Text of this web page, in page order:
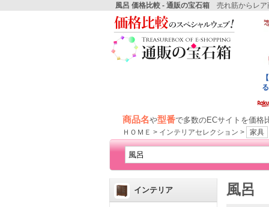
風呂 価格比較 - 通販の宝石箱 売れ筋からレア
商品名や型番で多数のECサイトを価
ＨＯＭＥ > インテリアセレクション > 家具
インテリア 風呂